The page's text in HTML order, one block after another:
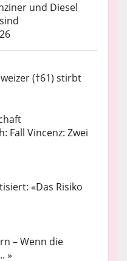
und Diesel
(†61) stirbt
Fall Vincenz: Zwei
«Das Risiko
– Wenn die
»